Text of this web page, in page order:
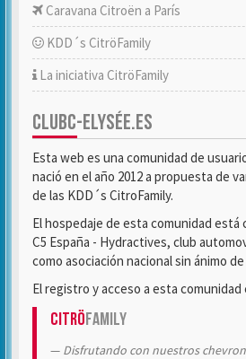
Caravana Citroën a París
KDD´s CitröFamily
La iniciativa CitröFamily
CLUBC-ELYSÉE.ES
Esta web es una comunidad de
nació en el año 2012 a propuesta de
de las KDD´s CitroFamily.
El hospedaje de esta comunidad está
C5 España - Hydractives, club
como asociación nacional sin ánimo
El registro y acceso a esta
CitröFamily
Disfrutando con nuestros